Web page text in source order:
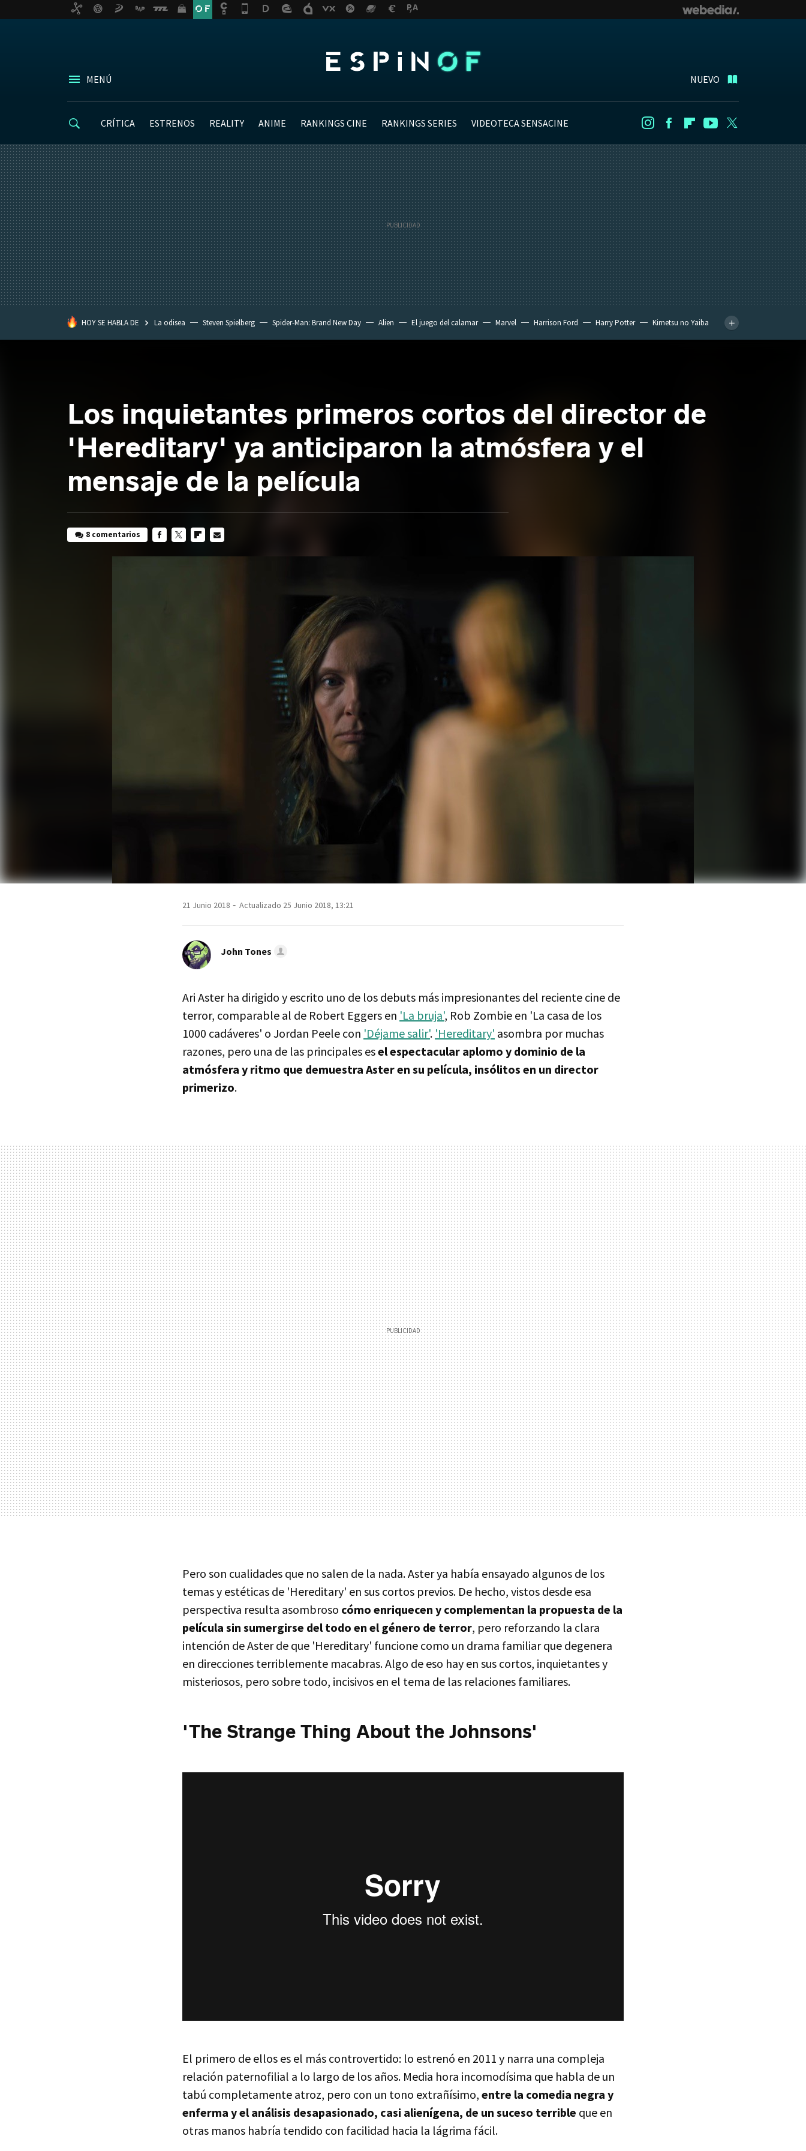
MENÚ NUEVO
CRÍTICA ESTRENOS REALITY ANIME RANKINGS CINE RANKINGS SERIES VIDEOTECA SENSACINE InstagramFacebookFlipboard
Youtube
HOY SE HABLA DE La odisea Steven Spielberg Spider-Man: Brand New Day Alien El juego del calamar Marvel Harrison Ford Harry Potter
Kimetsu no Yaiba
Los inquietantes primeros cortos del director de
'Hereditary' ya anticiparon la atmósfera y el
mensaje de la película
8 comentarios
21 Junio 2018 Actualizado 25 Junio 2018, 13:21
John Tones
Ari Aster ha dirigido y escrito uno de los debuts más impresionantes del reciente cine de
terror, comparable al de Robert Eggers en 'La bruja', Rob Zombie en 'La casa de los
1000 cadáveres' o Jordan Peele con 'Déjame salir'. 'Hereditary' asombra por muchas
razones, pero una de las principales esel espectacular aplomo y dominio de la
atmósfera y ritmo que demuestra Aster en su película, insólitos en un director
primerizo.
Pero son cualidades que no salen de la nada. Aster ya había ensayado algunos de los
temas y estéticas de 'Hereditary' en sus cortos previos. De hecho, vistos desde esa
perspectiva resulta asombroso cómo enriquecen y complementan la propuesta de la
película sin sumergirse del todo en el género de terror, pero reforzando la clara
intención de Aster de que 'Hereditary' funcione como un drama familiar que degenera
en direcciones terriblemente macabras. Algo de eso hay en sus cortos, inquietantes y
misteriosos, pero sobre todo, incisivos en el tema de las relaciones familiares.
'The Strange Thing About the Johnsons'
El primero de ellos es el más controvertido: lo estrenó en 2011 y narra una compleja
relación paternofilial a lo largo de los años. Media hora incomodísima que habla de un
tabú completamente atroz, pero con un tono extrañísimo, entre la comedia negra y
enferma y el análisis desapasionado, casi alienígena, de un suceso terrible que en
otras manos habría tendido con facilidad hacia la lágrima fácil.